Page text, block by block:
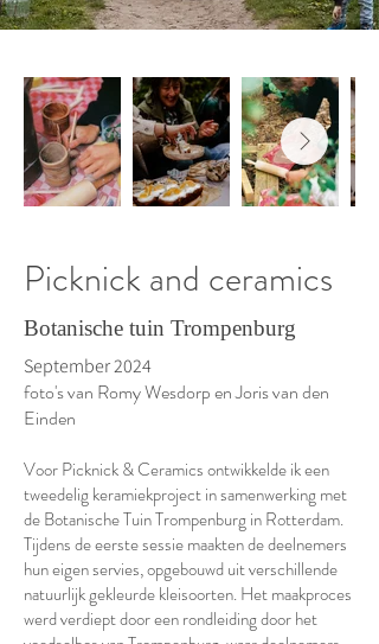
Picknick and ceramics
Botanische tuin Trompenburg
September 2024
foto's van Romy Wesdorp en Joris van den
Einden
Voor Picknick & Ceramics ontwikkelde ik een
tweedelig keramiekproject in samenwerking met
de Botanische Tuin Trompenburg in Rotterdam.
Tijdens de eerste sessie maakten de deelnemers
hun eigen servies, opgebouwd uit verschillende
natuurlijk gekleurde kleisoorten. Het maakproces
werd verdiept door een rondleiding door het